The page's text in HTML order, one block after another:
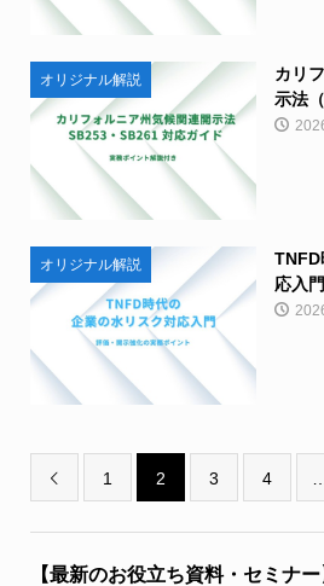
オリジナル解説
カリ
示法
オリジナル解説
TNFD
応入
 1 2 3 4
【最新のお役立ち資料・セミナー